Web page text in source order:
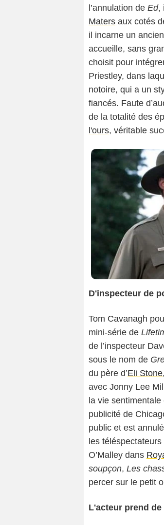
l’annulation de Ed,
Maters aux cotés
il incarne un
accueille, sans
choisit pour
Priestley, dans
notoire, qui a un
fiancés. Faute
de la totalité des
l'ours, véritable
D'inspecteur de
Tom Cavanagh
mini-série de
de l’inspecteur
sous le nom de
du père d’Eli Stone
avec Jonny Lee
la vie
publicité de
public et est
les
O’Malley dans
soupçon, Les
percer sur le petit
L'acteur prend